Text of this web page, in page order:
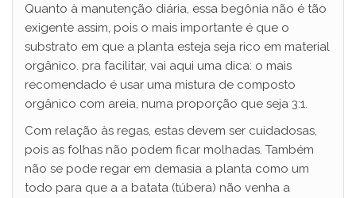
Quanto à manutenção diária, essa begônia não é tão
exigente assim, pois o mais importante é que o
substrato em que a planta esteja seja rico em material
orgânico. pra facilitar, vai aqui uma dica: o mais
recomendado é usar uma mistura de composto
orgânico com areia, numa proporção que seja 3:1.
Com relação às regas, estas devem ser cuidadosas,
pois as folhas não podem ficar molhadas. Também
não se pode regar em demasia a planta como um
todo para que a a batata (túbera) não venha a